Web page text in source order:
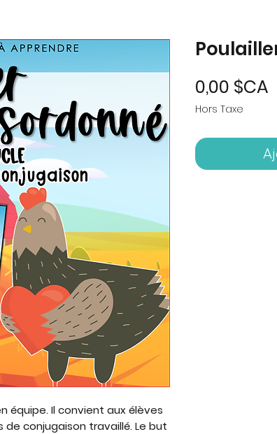
équipe. Il convient aux élèves
conjugaison travaillé. Le but
0,00 $CA
Hors Taxe